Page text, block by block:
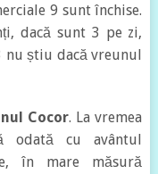
9 sunt închise.
dacă sunt 3 pe zi,
nu știu dacă vreunul
Cocor. La vremea
odată cu avântul
în mare măsură